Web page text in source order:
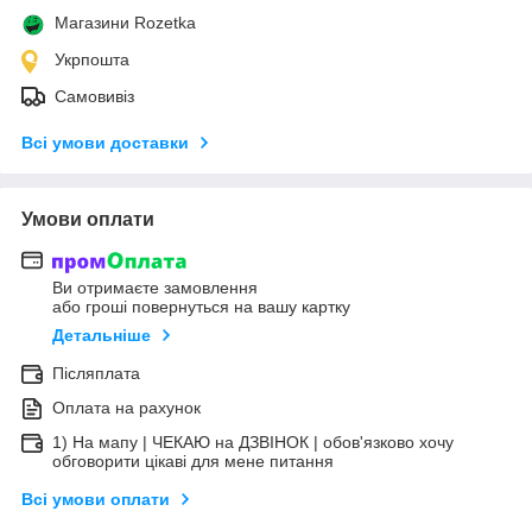
Магазини Rozetka
Укрпошта
Самовивіз
Всі умови доставки
Умови оплати
Ви отримаєте замовлення
або гроші повернуться на вашу картку
Детальніше
Післяплата
Оплата на рахунок
1) На мапу | ЧЕКАЮ на ДЗВІНОК | обов'язково хочу
обговорити цікаві для мене питання
Всі умови оплати